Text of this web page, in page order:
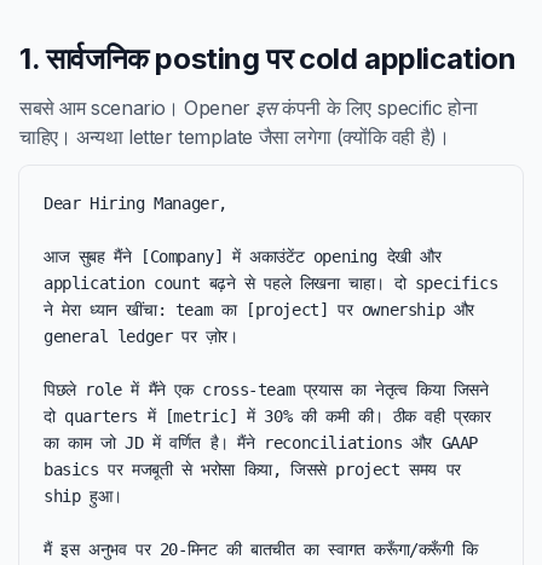
1. सार्वजनिक posting पर cold application
सबसे आम scenario। Opener इसकंपनी के लिए specific होना
चाहिए। अन्यथा letter template जैसा लगेगा (क्योंकि वही है)।
Dear Hiring Manager,
आज सुबह मैंने [Company] में अकाउंटेंट opening देखी और
application count बढ़ने से पहले लिखना चाहा। दो specifics
ने मेरा ध्यान खींचा: team का [project] पर ownership और
general ledger पर ज़ोर।
पिछले role में मैंने एक cross-team प्रयास का नेतृत्व किया जिसने
दो quarters में [metric] में 30% की कमी की। ठीक वही प्रकार
का काम जो JD में वर्णित है। मैंने reconciliations और GAAP
basics पर मजबूती से भरोसा किया, जिससे project समय पर
ship हुआ।
मैं इस अनुभव पर 20-मिनट की बातचीत का स्वागत करूँगा/करूँगी कि